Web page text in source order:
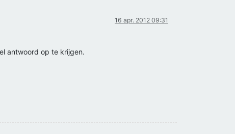
16 apr. 2012 09:31
antwoord op te krijgen.